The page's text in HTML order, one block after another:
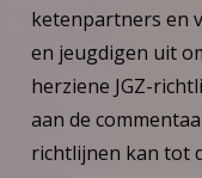
ketenpartners en
en jeugdigen uit
herziene JGZ-
aan de
richtlijnen kan tot